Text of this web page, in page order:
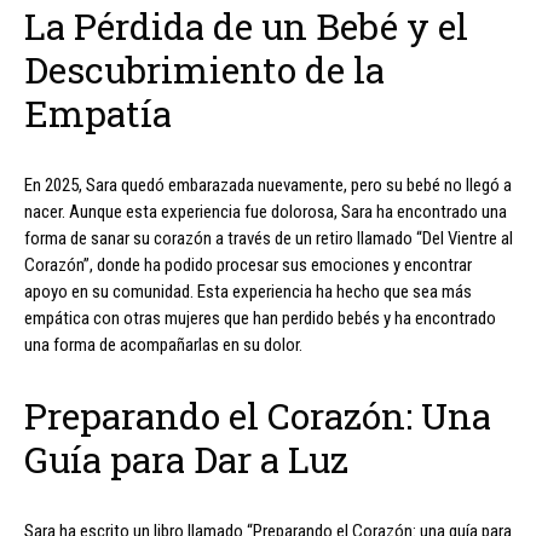
La Pérdida de un Bebé y el
Descubrimiento de la
Empatía
En 2025, Sara quedó embarazada nuevamente, pero su bebé no llegó a
nacer. Aunque esta experiencia fue dolorosa, Sara ha encontrado una
forma de sanar su corazón a través de un retiro llamado “Del Vientre al
Corazón”, donde ha podido procesar sus emociones y encontrar
apoyo en su comunidad. Esta experiencia ha hecho que sea más
empática con otras mujeres que han perdido bebés y ha encontrado
una forma de acompañarlas en su dolor.
Preparando el Corazón: Una
Guía para Dar a Luz
Sara ha escrito un libro llamado “Preparando el Corazón: una guía para